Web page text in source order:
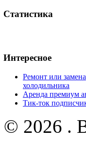
Статистика
Интересное
Ремонт или замена
холодильника
Аренда премиум
Тик-ток
© 2026 .